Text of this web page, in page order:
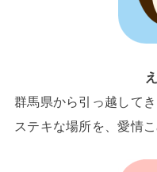
群馬県から引っ越して
ステキな場所を、愛情